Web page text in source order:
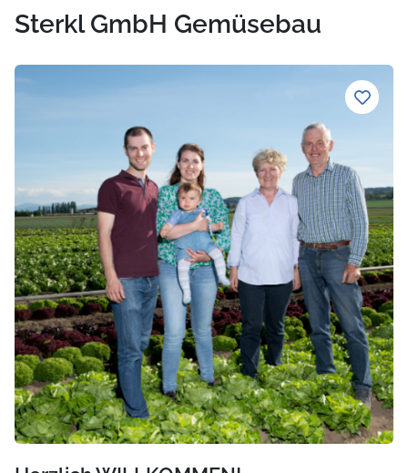
Sterkl GmbH Gemüsebau